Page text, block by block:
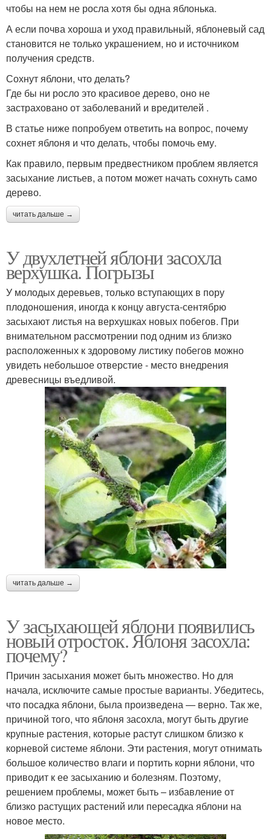
чтобы на нем не росла хотя бы одна яблонька.
А если почва хороша и уход правильный, яблоневый сад
становится не только украшением, но и источником
получения средств.
Сохнут яблони, что делать?
Где бы ни росло это красивое дерево, оно не
застраховано от заболеваний и вредителей .
В статье ниже попробуем ответить на вопрос, почему
сохнет яблоня и что делать, чтобы помочь ему.
Как правило, первым предвестником проблем является
засыхание листьев, а потом может начать сохнуть само
дерево.
читать дальше →
У двухлетней яблони засохла
верхушка. Погрызы
У молодых деревьев, только вступающих в пору
плодоношения, иногда к концу августа-сентябрю
засыхают листья на верхушках новых побегов. При
внимательном рассмотрении под одним из близко
расположенных к здоровому листику побегов можно
увидеть небольшое отверстие - место внедрения
древесницы въедливой.
читать дальше →
У засыхающей яблони появились
новый отросток. Яблоня засохла:
почему?
Причин засыхания может быть множество. Но для
начала, исключите самые простые варианты. Убедитесь,
что посадка яблони, была произведена — верно. Так же,
причиной того, что яблоня засохла, могут быть другие
крупные растения, которые растут слишком близко к
корневой системе яблони. Эти растения, могут отнимать
большое количество влаги и портить корни яблони, что
приводит к ее засыханию и болезням. Поэтому,
решением проблемы, может быть – избавление от
близко растущих растений или пересадка яблони на
новое место.